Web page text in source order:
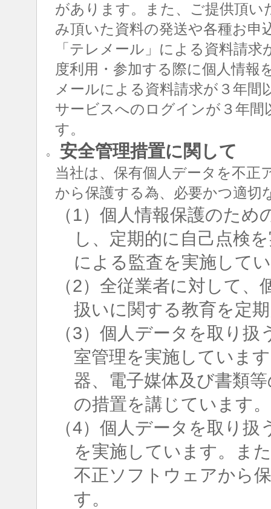
があります。また、ご提供頂い
み頂いた資料の発送や各種お
「テレメール」による資料請
度利用・参加する際に個人情
メールによる資料請求が３年間
サービスへのログインが３年間
す。
○ 安全管理措置に関して
当社は、保有個人データを不正
から保護する為、必要かつ適切
（1）個人情報保護のた
し、定期的に自己点検
による監査を実施して
（2）全従業者に対して
扱いに関する教育を定
（3）個人データを取り
室管理を実施していま
器、電子媒体及び書類
の措置を講じています。
（4）個人データを取り
を実施しています。ま
不正ソフトウェアから
す。